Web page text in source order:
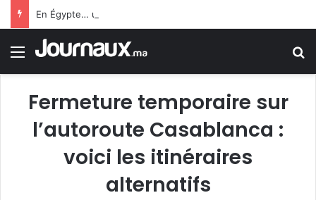
Menu
Fermeture temporaire sur
l’autoroute Casablanca :
voici les itinéraires
alternatifs